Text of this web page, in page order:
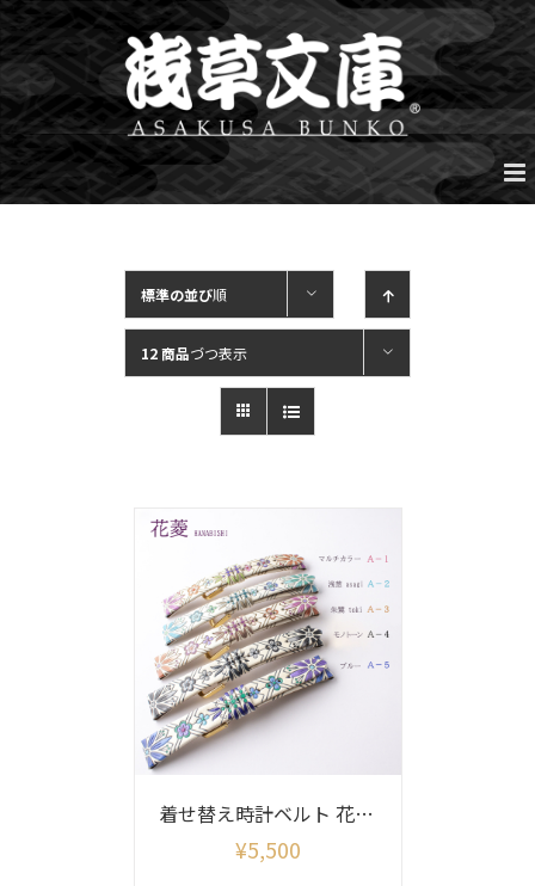
Skip
to
content
標準の並び順
12 商品づつ表示
着せ替え時計ベルト 花菱柄(ベルトのみ)
¥5,500